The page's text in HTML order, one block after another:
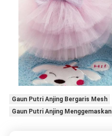
Gaun Putri Anjing Bergaris Mesh
Gaun Putri Anjing Menggemaskan